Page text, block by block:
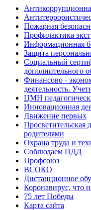
Пожарная
Профилактика
Информационная
Защита
Социальный
дополнительного
Финансово -
деятельность.
ЦМН
Инновационная
Движение первых
Просветительская
родителями
Охрана труда и
Соблюдаем ПДД
Профсоюз
ВСОКО
Дистанционное
Коронавирус, что
75 лет Победы
Карта сайта